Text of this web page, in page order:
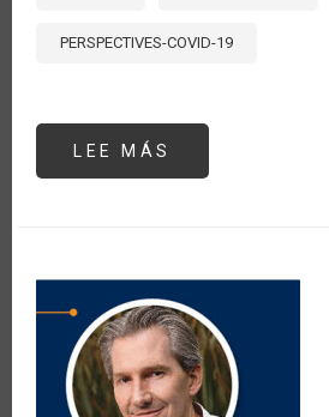
PERSPECTIVES-COVID-19
LEE MÁS
#3:
LAS
CADENAS
DE
VALOR
EN
EL
POST
COVID-